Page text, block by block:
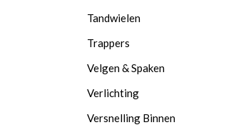
Tandwielen
Trappers
Velgen & Spaken
Verlichting
Versnelling Binnen